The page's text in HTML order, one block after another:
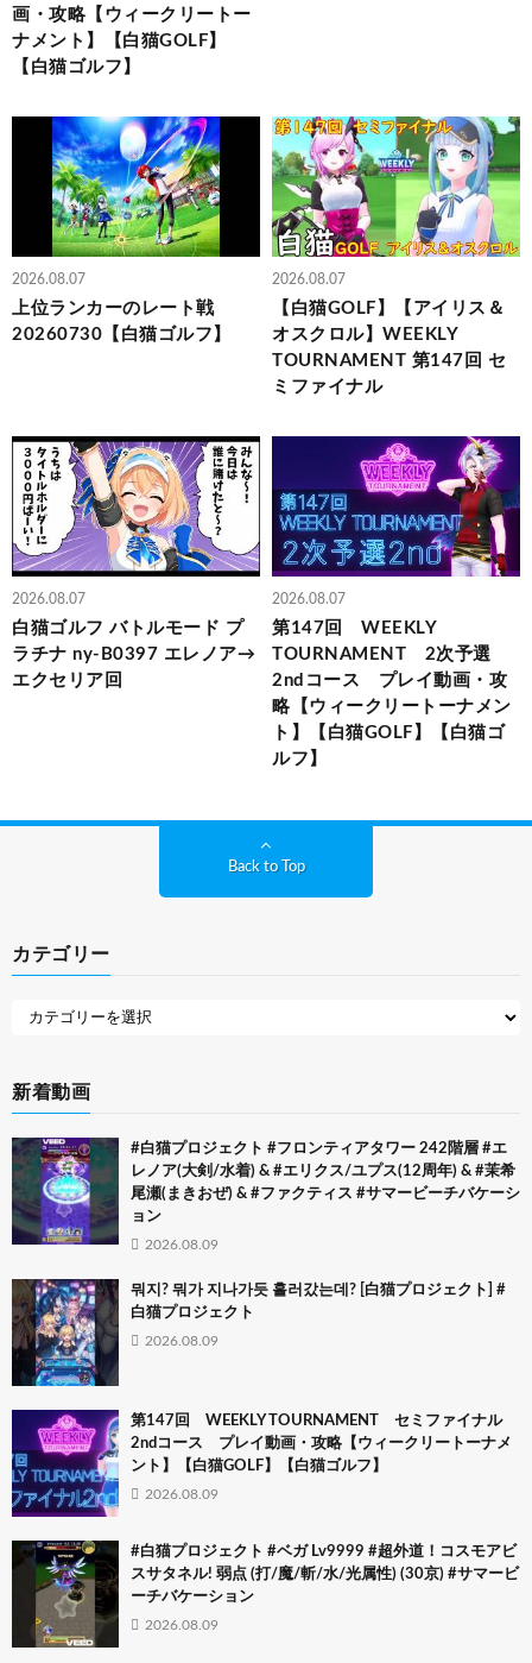
画・攻略【ウィークリートー
ナメント】【白猫GOLF】
【白猫ゴルフ】
2026.08.07
上位ランカーのレート戦
20260730【白猫ゴルフ】
2026.08.07
【白猫GOLF】【アイリス＆
オスクロル】WEEKLY
TOURNAMENT 第147回 セ
ミファイナル
2026.08.07
白猫ゴルフ バトルモード プ
ラチナ ny-B0397 エレノア→
エクセリア回
2026.08.07
第147回 WEEKLY
TOURNAMENT 2次予選
2ndコース プレイ動画・攻
略【ウィークリートーナメン
ト】【白猫GOLF】【白猫ゴ
ルフ】
Back to Top
カテゴリー
新着動画
#白猫プロジェクト #フロンティアタワー 242階層 #エ
レノア(大剣/水着) & #エリクス/ユプス(12周年) & #茉希
尾瀬(まきおぜ) & #ファクティス #サマービーチバケーシ
ョン
2026.08.09
뭐지? 뭐가 지나가듯 흘러갔는데? [白猫プロジェクト] #
白猫プロジェクト
2026.08.09
第147回 WEEKLY TOURNAMENT セミファイナル
2ndコース プレイ動画・攻略【ウィークリートーナメ
ント】【白猫GOLF】【白猫ゴルフ】
2026.08.09
#白猫プロジェクト #ベガ Lv9999 #超外道！コスモアビ
スサタネル! 弱点 (打/魔/斬/水/光属性) (30京) #サマービ
ーチバケーション
2026.08.09